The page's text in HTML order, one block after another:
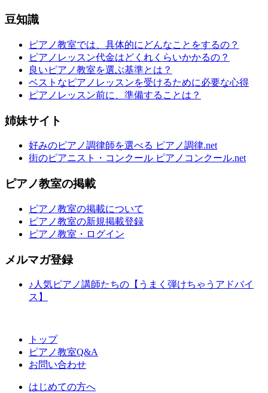
豆知識
ピアノ教室では、具体的にどんなことをするの？
ピアノレッスン代金はどくれくらいかかるの？
良いピアノ教室を選ぶ基準とは？
ベストなピアノレッスンを受けるために必要な心得
ピアノレッスン前に、準備することは？
姉妹サイト
好みのピアノ調律師を選べる ピアノ調律.net
街のピアニスト・コンクール ピアノコンクール.net
ピアノ教室の掲載
ピアノ教室の掲載について
ピアノ教室の新規掲載登録
ピアノ教室・ログイン
メルマガ登録
♪人気ピアノ講師たちの【うまく弾けちゃうアドバイ
ス】
トップ
ピアノ教室Q&A
お問い合わせ
はじめての方へ